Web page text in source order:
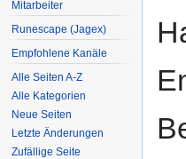
Mitarbeiter
Runescape (Jagex)
Empfohlene Kanäle
Alle Seiten A-Z
Alle Kategorien
Neue Seiten
Letzte Änderungen
Zufällige Seite